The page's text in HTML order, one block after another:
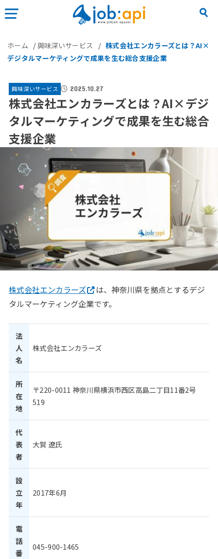
ホーム /興味深いサービス / 株式会社エンカラーズとは？AI×
デジタルマーケティングで成果を生む総合支援企業
興味深いサービス 2025.10.27
株式会社エンカラーズとは？AI×デジ
タルマーケティングで成果を生む総合
支援企業
株式会社エンカラーズ
は、神奈川県を拠点とするデジ
タルマーケティング企業です。
法
人
名
株式会社エンカラーズ
所
在
地
〒220-0011 神奈川県横浜市西区高島二丁目11番2号
519
代
表
者
大賀 遼氏
設
立
年
2017年6月
電
話
番
045-900-1465